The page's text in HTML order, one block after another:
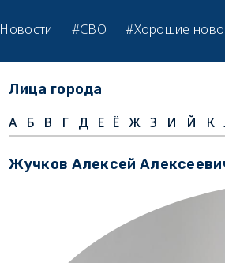
Новости #СВО #Хорошие
Лица города
А
Б В Г Д Е Ё Ж З И Й К
Жучков Алексей